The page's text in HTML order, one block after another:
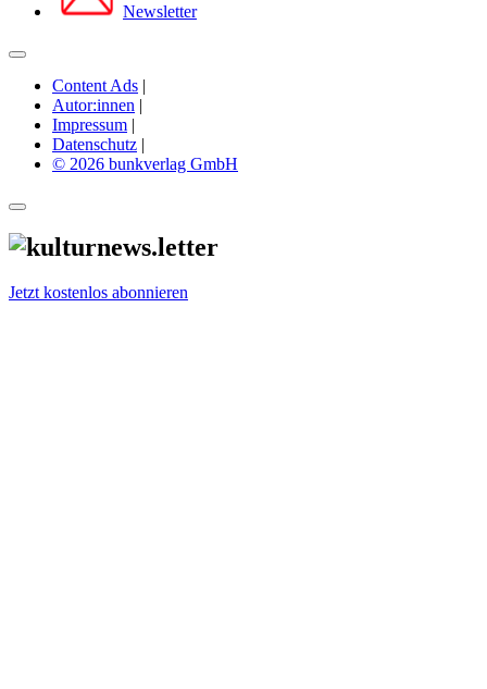
Newsletter
Content Ads |
Autor:innen |
Impressum |
Datenschutz |
© 2026 bunkverlag GmbH
Jetzt kostenlos abonnieren